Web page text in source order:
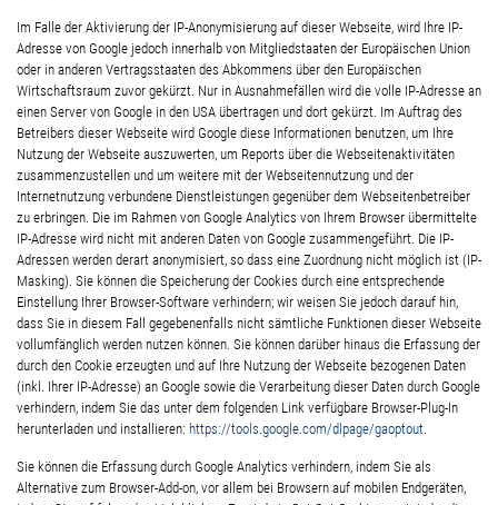
Im Falle der Aktivierung der IP-Anonymisierung auf dieser Webseite, wird Ihre IP-
Adresse von Google jedoch innerhalb von Mitgliedstaaten der Europäischen Union
oder in anderen Vertragsstaaten des Abkommens über den Europäischen
Wirtschaftsraum zuvor gekürzt. Nur in Ausnahmefällen wird die volle IP-Adresse an
einen Server von Google in den USA übertragen und dort gekürzt. Im Auftrag des
Betreibers dieser Webseite wird Google diese Informationen benutzen, um Ihre
Nutzung der Webseite auszuwerten, um Reports über die Webseitenaktivitäten
zusammenzustellen und um weitere mit der Webseitennutzung und der
Internetnutzung verbundene Dienstleistungen gegenüber dem Webseitenbetreiber
zu erbringen. Die im Rahmen von Google Analytics von Ihrem Browser übermittelte
IP-Adresse wird nicht mit anderen Daten von Google zusammengeführt. Die IP-
Adressen werden derart anonymisiert, so dass eine Zuordnung nicht möglich ist (IP-
Masking). Sie können die Speicherung der Cookies durch eine entsprechende
Einstellung Ihrer Browser-Software verhindern; wir weisen Sie jedoch darauf hin,
dass Sie in diesem Fall gegebenenfalls nicht sämtliche Funktionen dieser Webseite
vollumfänglich werden nutzen können. Sie können darüber hinaus die Erfassung der
durch den Cookie erzeugten und auf Ihre Nutzung der Webseite bezogenen Daten
(inkl. Ihrer IP-Adresse) an Google sowie die Verarbeitung dieser Daten durch Google
verhindern, indem Sie das unter dem folgenden Link verfügbare Browser-Plug-In
herunterladen und installieren: https://tools.google.com/dlpage/gaoptout.
Sie können die Erfassung durch Google Analytics verhindern, indem Sie als
Alternative zum Browser-Add-on, vor allem bei Browsern auf mobilen Endgeräten,